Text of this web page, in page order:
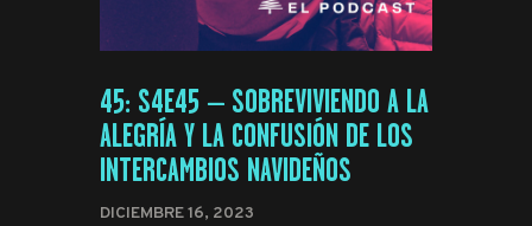
45: S4E45 – SOBREVIVIENDO A LA
ALEGRÍA Y LA CONFUSIÓN DE LOS
INTERCAMBIOS NAVIDEÑOS
DICIEMBRE 16, 2023